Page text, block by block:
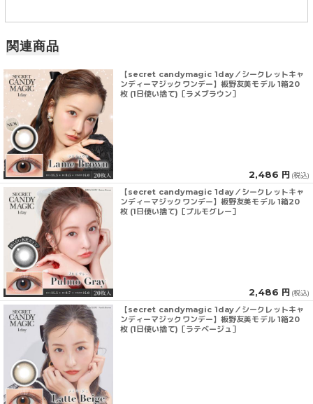
関連商品
【secret candymagic 1day／シークレットキャ
ンディーマジックワンデー】板野友美モデル 1箱20
枚 (1日使い捨て)［ラメブラウン］
2,486 円 (税込)
【secret candymagic 1day／シークレットキャ
ンディーマジックワンデー】板野友美モデル 1箱20
枚 (1日使い捨て)［プルモグレー］
2,486 円 (税込)
【secret candymagic 1day／シークレットキャ
ンディーマジックワンデー】板野友美モデル 1箱20
枚 (1日使い捨て)［ラテベージュ］